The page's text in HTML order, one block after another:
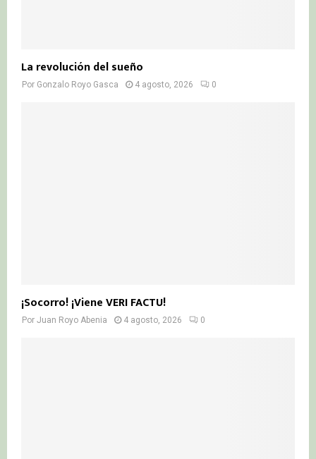
La revolución del sueño
Por Gonzalo Royo Gasca 4 agosto, 2026 0
¡Socorro! ¡Viene VERI FACTU!
Por Juan Royo Abenia 4 agosto, 2026 0